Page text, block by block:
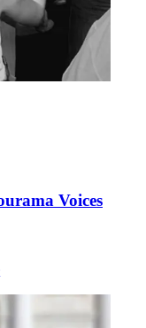
Voices